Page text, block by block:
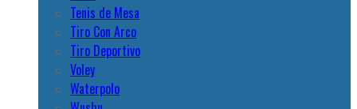
Tenis de Mesa
Tiro Con Arco
Tiro Deportivo
Voley
Waterpolo